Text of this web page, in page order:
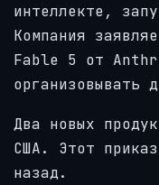
интеллекте,
Компания
Fable 5 от
организовывать
Два новых
США. Этот
назад.